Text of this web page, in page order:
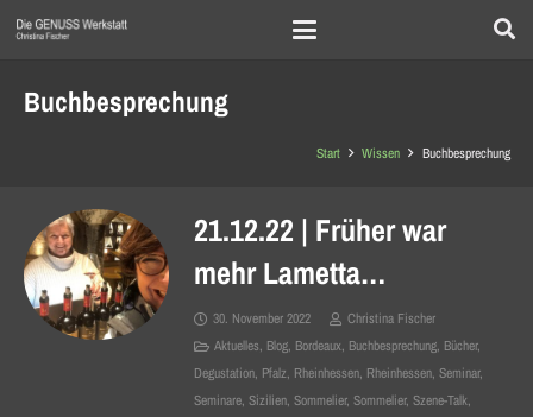
Buchbesprechung
Start Wissen Buchbesprechung
21.12.22 | Früher war
mehr Lametta…
30. November 2022
Christina Fischer
Aktuelles, Blog, Bordeaux, Buchbesprechung, Bücher,
Degustation, Pfalz, Rheinhessen, Rheinhessen, Seminar,
Seminare, Sizilien, Sommelier, Sommelier, Szene-Talk,